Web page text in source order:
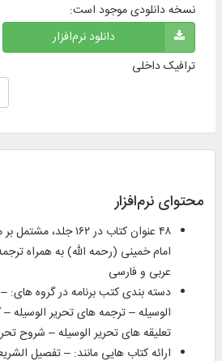
نسخه دانلودی موجود است:
دانلود نرم‌افزار
ترافیک داخلی
محتوای نرم‌افزار
۴۸ عنوان کتاب در ۱۶۲
امام خمینی (رحمه الله) به همراه
عربی و فارسی
دسته‌ بندی کتب برنامه در گروه‌‌ های: –
الوسیله – ترجمه‌ های تحریر الوسیله
تعلیقه‌ های تحریر الوسیله – شروح
ارائه کتاب‌ هایی مانند: – تفصیل